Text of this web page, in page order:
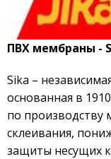
ПВХ мембраны -
Sika –
основанная в
по производству
склеивания,
защиты несущих